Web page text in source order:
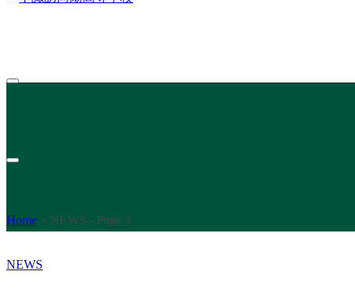
Home » NEWS - Page 3
NEWS